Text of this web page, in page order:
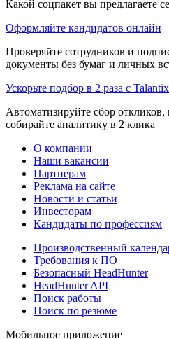
Какой соцпакет вы предлагаете
Оформляйте кандидатов онлайн
Проверяйте сотрудников и
документы без бумаг и личных
Ускорьте подбор в 2 раза с Talantix
Автоматизируйте сбор откликов,
собирайте аналитику в 2 клика
О компании
Наши вакансии
Партнерам
Реклама на сайте
Новости и статьи
Инвесторам
Кандидаты по профессиям
Производственный
Требования к ПО
Безопасный HeadHunter
HeadHunter API
Поиск работы
Поиск по резюме
Мобильное приложение